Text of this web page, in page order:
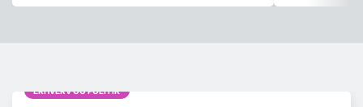
ERHVERV OG POLITIK